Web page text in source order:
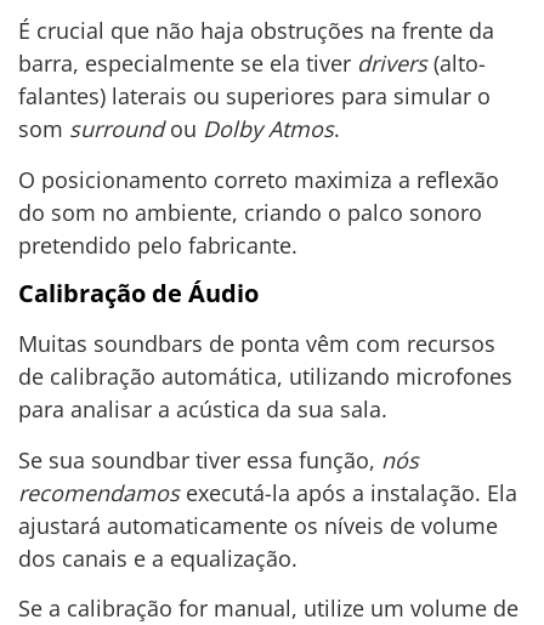
É crucial que não haja obstruções na frente da
barra, especialmente se ela tiver drivers(alto-
falantes) laterais ou superiores para simular o
som surroundou Dolby Atmos.
O posicionamento correto maximiza a reflexão
do som no ambiente, criando o palco sonoro
pretendido pelo fabricante.
Calibração de Áudio
Muitas soundbars de ponta vêm com recursos
de calibração automática, utilizando microfones
para analisar a acústica da sua sala.
Se sua soundbar tiver essa função, nós
recomendamosexecutá-la após a instalação. Ela
ajustará automaticamente os níveis de volume
dos canais e a equalização.
Se a calibração for manual, utilize um volume de